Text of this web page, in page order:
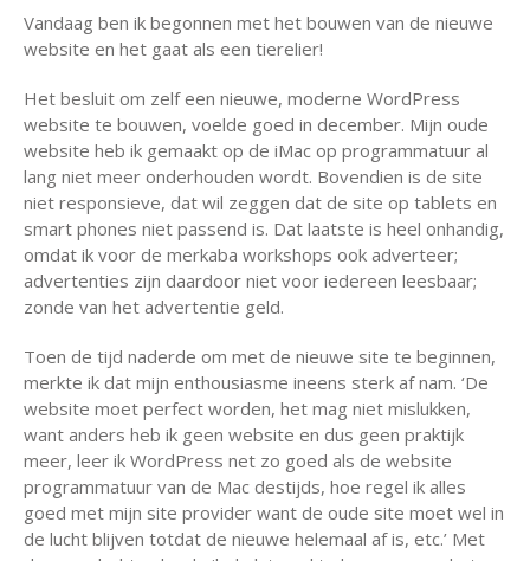
Vandaag ben ik begonnen met het bouwen van de nieuwe
website en het gaat als een tierelier!
Het besluit om zelf een nieuwe, moderne WordPress
website te bouwen, voelde goed in december. Mijn oude
website heb ik gemaakt op de iMac op programmatuur al
lang niet meer onderhouden wordt. Bovendien is de site
niet responsieve, dat wil zeggen dat de site op tablets en
smart phones niet passend is. Dat laatste is heel onhandig,
omdat ik voor de merkaba workshops ook adverteer;
advertenties zijn daardoor niet voor iedereen leesbaar;
zonde van het advertentie geld.
Toen de tijd naderde om met de nieuwe site te beginnen,
merkte ik dat mijn enthousiasme ineens sterk af nam. ‘De
website moet perfect worden, het mag niet mislukken,
want anders heb ik geen website en dus geen praktijk
meer, leer ik WordPress net zo goed als de website
programmatuur van de Mac destijds, hoe regel ik alles
goed met mijn site provider want de oude site moet wel in
de lucht blijven totdat de nieuwe helemaal af is, etc.’ Met